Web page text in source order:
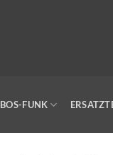
BOS-FUNK